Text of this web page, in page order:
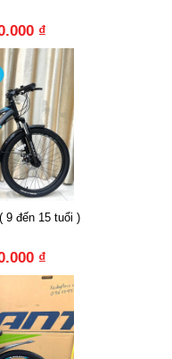
₫
9 đến 15 tuổi )
₫